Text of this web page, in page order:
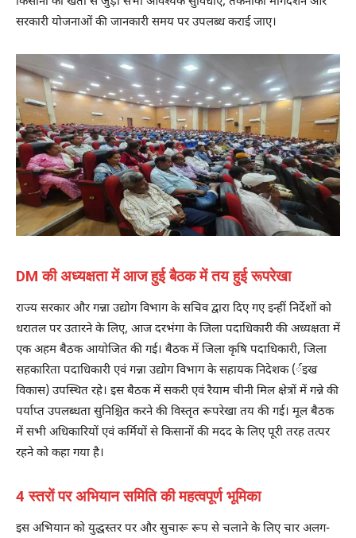
सरकारी योजनाओं की जानकारी समय पर उपलब्ध कराई जाए।
DM की अध्यक्षता में आज हुई बैठक में तय हुई रूपरेखा
राज्य सरकार और गन्ना उद्योग विभाग के सचिव द्वारा दिए गए इन्हीं निर्देशों को
धरातल पर उतारने के लिए, आज दरभंगा के जिला पदाधिकारी की अध्यक्षता में
एक अहम बैठक आयोजित की गई। बैठक में जिला कृषि पदाधिकारी, जिला
सहकारिता पदाधिकारी एवं गन्ना उद्योग विभाग के सहायक निदेशक (र्इख
विकास) उपस्थित रहे। इस बैठक में सकरी एवं रैयाम चीनी मिल क्षेत्रों में गन्ने की
पर्याप्त उपलब्धता सुनिश्चित करने की विस्तृत रूपरेखा तय की गई। मूल बैठक
में सभी अधिकारियों एवं कर्मियों से किसानों की मदद के लिए पूरी तरह तत्पर
रहने को कहा गया है।
4 स्तरों पर अभियान समिति की महत्वपूर्ण भूमिका
इस अभियान को युद्धस्तर पर और सुचारू रूप से चलाने के लिए चार अलग-